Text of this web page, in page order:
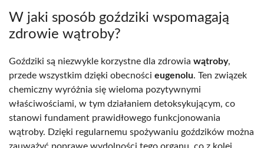
W jaki sposób goździki wspomagają
zdrowie wątroby?
Goździki są niezwykle korzystne dla zdrowia wątroby,
przede wszystkim dzięki obecności eugenolu. Ten związek
chemiczny wyróżnia się wieloma pozytywnymi
właściwościami, w tym działaniem detoksykującym, co
stanowi fundament prawidłowego funkcjonowania
wątroby. Dzięki regularnemu spożywaniu goździków można